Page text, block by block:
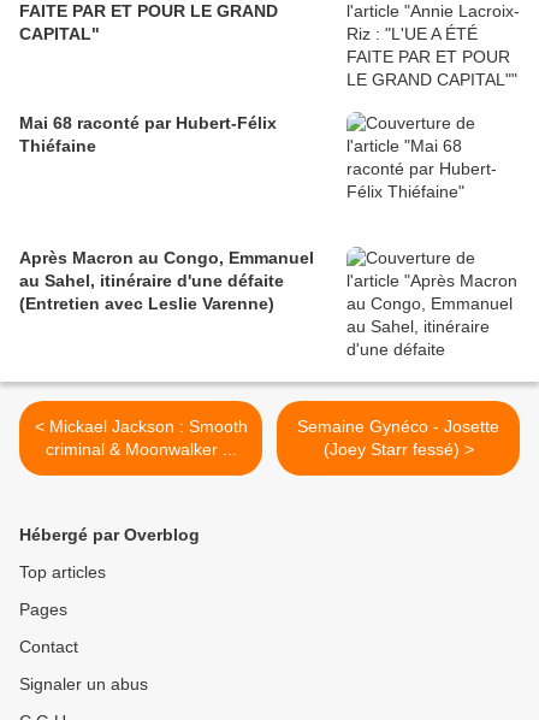
FAITE PAR ET POUR LE GRAND
CAPITAL"
Mai 68 raconté par Hubert-Félix
Thiéfaine
Après Macron au Congo, Emmanuel
au Sahel, itinéraire d'une défaite
(Entretien avec Leslie Varenne)
< Mickael Jackson : Smooth
criminal & Moonwalker ...
Semaine Gynéco - Josette
(Joey Starr fessé) >
Hébergé par Overblog
Top articles
Pages
Contact
Signaler un abus